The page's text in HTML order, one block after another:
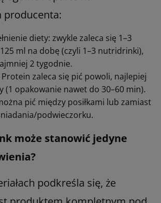
– ile, jak często i czy
źródłem
dawkowanie zawsze powinien